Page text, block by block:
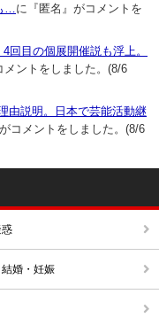
… に『匿名』がコメントを
回目の個展開催説も浮上。
メントをしました。(8/6
由説明。日本で芸能活動継
コメントをしました。(8/6
婚・妊娠